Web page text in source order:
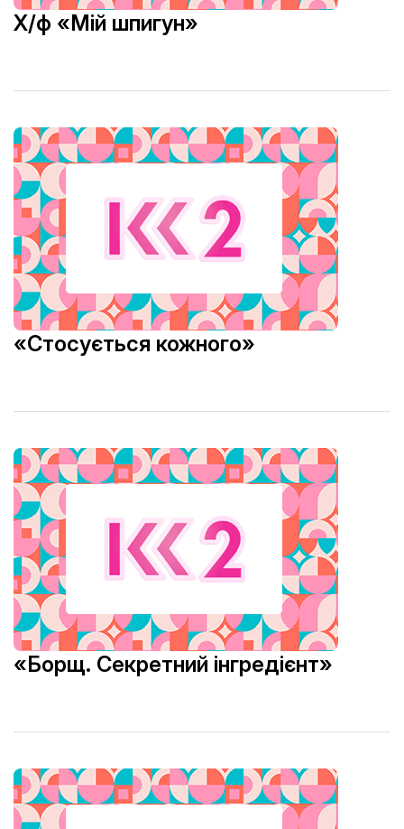
Х/ф «Мій шпигун»
«Стосується кожного»
«Борщ. Секретний інгредієнт»